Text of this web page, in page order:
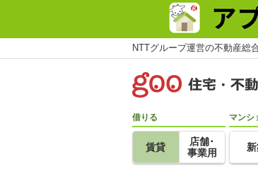
NTTグループ運営の不動産総
借りる
賃貸
店舗･
事業用
マンシ